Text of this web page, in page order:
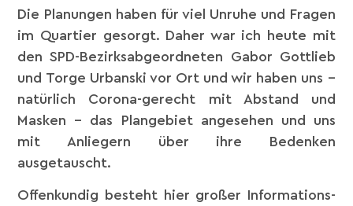
Die Planungen haben für viel Unruhe und Fragen
im Quartier gesorgt. Daher war ich heute mit
den SPD-Bezirksabgeordneten Gabor Gottlieb
und Torge Urbanski vor Ort und wir haben uns –
natürlich Corona-gerecht mit Abstand und
Masken – das Plangebiet angesehen und uns
mit Anliegern über ihre Bedenken
ausgetauscht.
Offenkundig besteht hier großer Informations-